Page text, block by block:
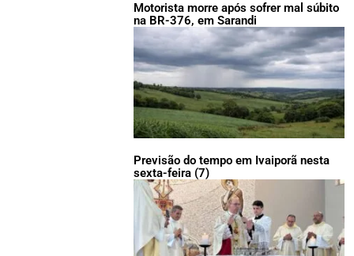
Motorista morre após sofrer mal súbito
na BR-376, em Sarandi
Previsão do tempo em Ivaiporã nesta
sexta-feira (7)